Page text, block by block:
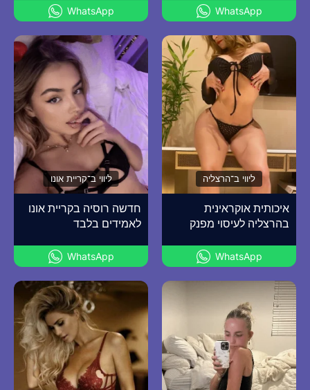
WhatsApp
WhatsApp
ליווי ב־הרצליה
איכותית אוקראינית
בהרצליה לעיסוי מפנק
WhatsApp
ליווי ב־קריית אונו
חדשה רוסיה בקריית אונו
לאמידים בלבד
WhatsApp